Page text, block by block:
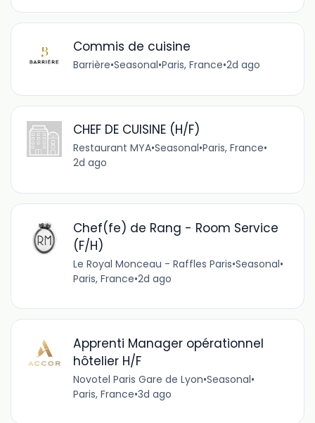
Commis de cuisine
Barrière•Seasonal•Paris, France•2d ago
CHEF DE CUISINE (H/F)
Restaurant MYA•Seasonal•Paris, France•
2d ago
Chef(fe) de Rang - Room Service
(F/H)
Le Royal Monceau - Raffles Paris•Seasonal•
Paris, France•2d ago
Apprenti Manager opérationnel
hôtelier H/F
Novotel Paris Gare de Lyon•Seasonal•
Paris, France•3d ago